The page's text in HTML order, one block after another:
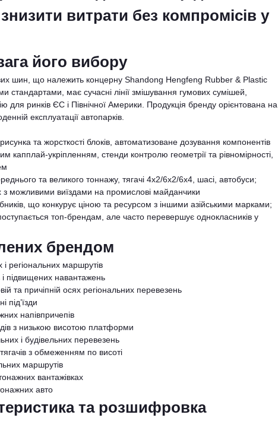
витрати без компромісів у
його вибору
шин, що належить концерну Shandong Hengfeng Rubber & Plastic
має сучасні лінії змішування гумових сумішей,
для ринків ЄС і Північної Америки. Продукція бренду орієнтована на
експлуатації автопарків.
та жорсткості блоків, автоматизоване дозування компонентів
капплай-укріпленням, стенди контролю геометрії та рівномірності,
та великого тоннажу, тягачі 4x2/6x2/6x4, шасі, автобуси;
з можливими виїздами на промислові майданчики
що конкурує ціною та ресурсом з іншими азійськими марками;
топ-брендам, але часто перевершує однокласників у
брендом
регіональних маршрутів
підвищених навантажень
та причіпній осях регіональних перевезень
під’їзди
напівпричепів
з низькою висотою платформи
і будівельних перевезень
з обмеженням по висоті
маршрутів
вантажівках
авто
та розшифровка